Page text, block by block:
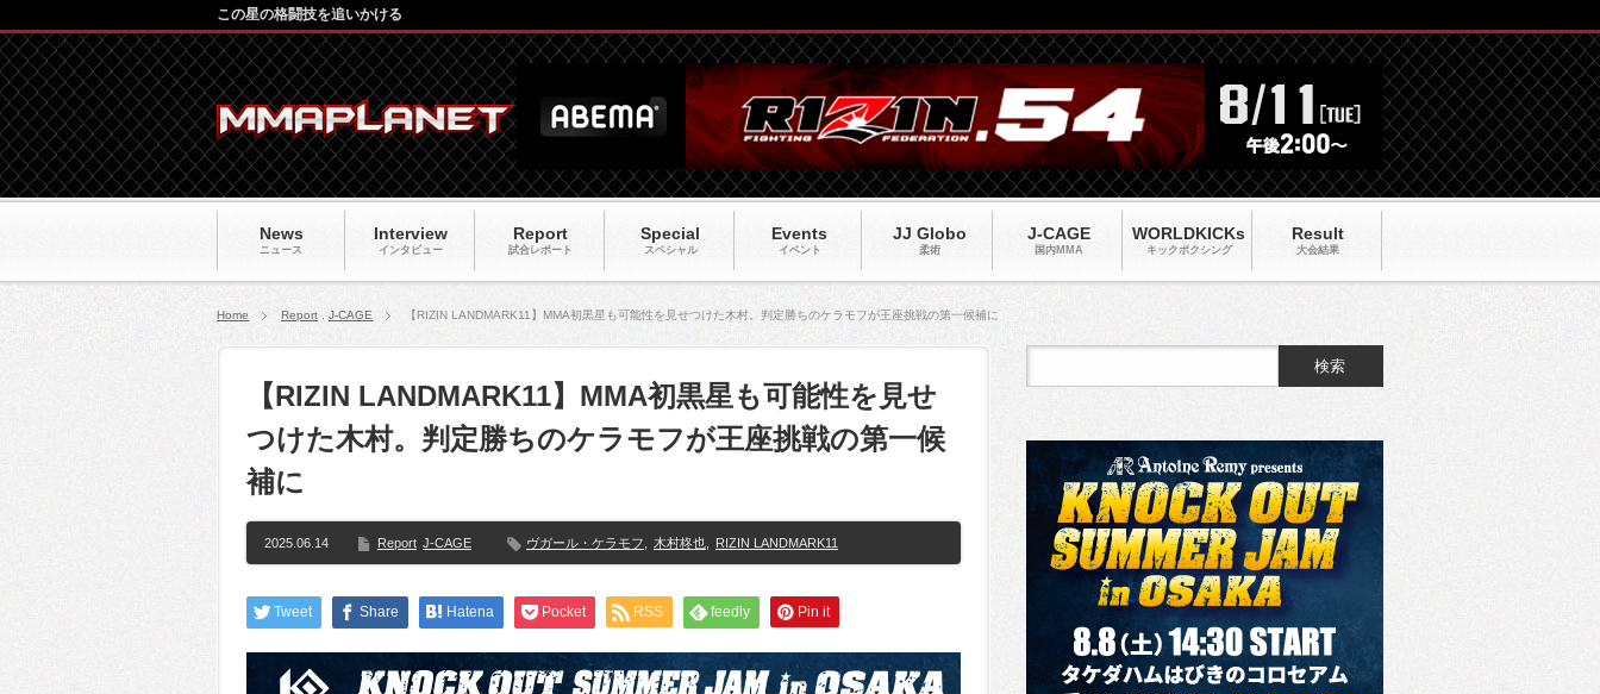
News
ニュース
Interview
インタビュー
Report
試合レポート
Special
スペシャル
Events
イベント
JJ Globo
柔術
J-CAGE
国内MMA
WORLDKICKs
キックポクシング
Result
大会結果
この星の格闘技を追いかける
Home Report J-CAGE 【RIZIN LANDMARK11】MMA初黒星も可能性を見せつけた木村。判定勝ちのケラモフが王座挑戦の第一候補に
【RIZIN LANDMARK11】MMA初黒星も可能性を見せ
つけた木村。判定勝ちのケラモフが王座挑戦の第一候
補に
2025.06.14 Report J-CAGE ヴガール・ケラモフ 木村柊也 RIZIN LANDMARK11
Tweet Share Hatena Pocket RSS feedly Pin it